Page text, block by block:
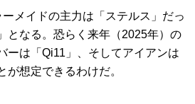
メイドの主力は「ステルス」だっ
となる。恐らく来年（2025年）の
ーは「Qi11」、そしてアイアンは
が想定できるわけだ。